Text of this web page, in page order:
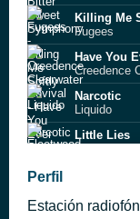
Killing Me
Fugees
Have You
Creedence
Narcotic
Liquido
Little Lies
Perfil
Estación